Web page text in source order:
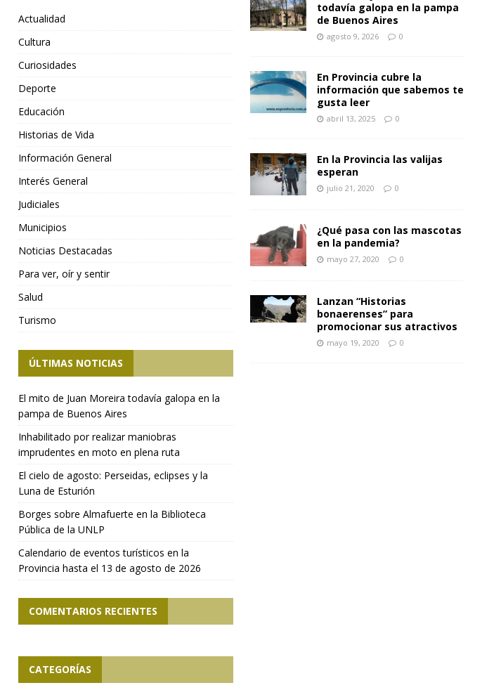
Actualidad
Cultura
Curiosidades
Deporte
Educación
Historias de Vida
Información General
Interés General
Judiciales
Municipios
Noticias Destacadas
Para ver, oír y sentir
Salud
Turismo
ÚLTIMAS NOTICIAS
El mito de Juan Moreira todavía galopa en la
pampa de Buenos Aires
Inhabilitado por realizar maniobras
imprudentes en moto en plena ruta
El cielo de agosto: Perseidas, eclipses y la
Luna de Esturión
Borges sobre Almafuerte en la Biblioteca
Pública de la UNLP
Calendario de eventos turísticos en la
Provincia hasta el 13 de agosto de 2026
COMENTARIOS RECIENTES
CATEGORÍAS
todavía galopa en la pampa
de Buenos Aires
agosto 9, 2026 0
En Provincia cubre la
información que sabemos te
gusta leer
abril 13, 2025 0
En la Provincia las valijas
esperan
julio 21, 2020 0
¿Qué pasa con las mascotas
en la pandemia?
mayo 27, 2020 0
Lanzan “Historias
bonaerenses” para
promocionar sus atractivos
mayo 19, 2020 0